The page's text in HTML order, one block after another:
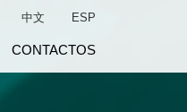
CONTACTOS
中文 ESP